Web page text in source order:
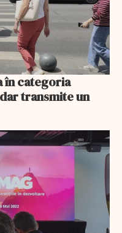
în categoria
transmite un